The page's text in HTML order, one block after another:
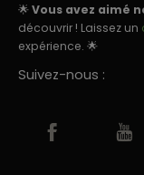
🌟Vous avez aimé
découvrir ! Laissez un
expérience. 🌟
Suivez-nous :